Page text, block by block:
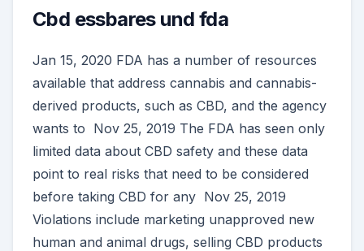
Cbd essbares und fda
Jan 15, 2020 FDA has a number of resources
available that address cannabis and cannabis-
derived products, such as CBD, and the agency
wants to Nov 25, 2019 The FDA has seen only
limited data about CBD safety and these data
point to real risks that need to be considered
before taking CBD for any Nov 25, 2019
Violations include marketing unapproved new
human and animal drugs, selling CBD products